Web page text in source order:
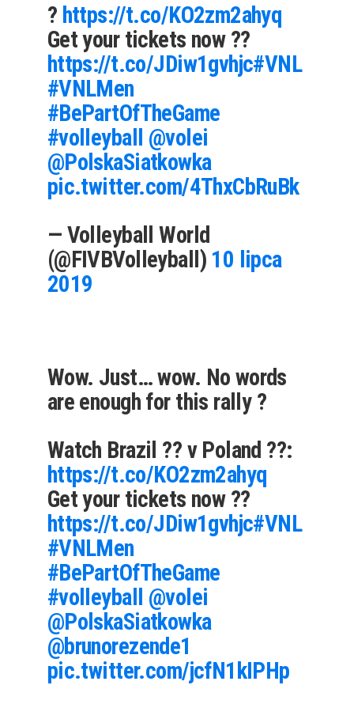
? https://t.co/KO2zm2ahyq
Get your tickets now ??
https://t.co/JDiw1gvhjc#VNL
#VNLMen
#BePartOfTheGame
#volleyball @volei
@PolskaSiatkowka
pic.twitter.com/4ThxCbRuBk
— Volleyball World
(@FIVBVolleyball) 10 lipca
2019
Wow. Just… wow. No words
are enough for this rally ?
Watch Brazil ?? v Poland ??:
https://t.co/KO2zm2ahyq
Get your tickets now ??
https://t.co/JDiw1gvhjc#VNL
#VNLMen
#BePartOfTheGame
#volleyball @volei
@PolskaSiatkowka
@brunorezende1
pic.twitter.com/jcfN1kIPHp